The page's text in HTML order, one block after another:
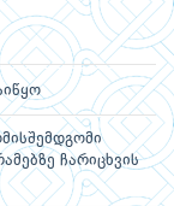
ჩარიცხვის